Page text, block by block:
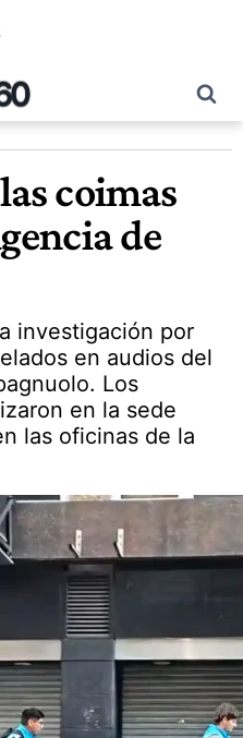
coimas
de
investigación por
en audios del
Los
en la sede
las oficinas de la